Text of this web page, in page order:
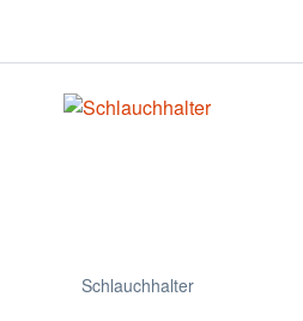
Schlauchhalter